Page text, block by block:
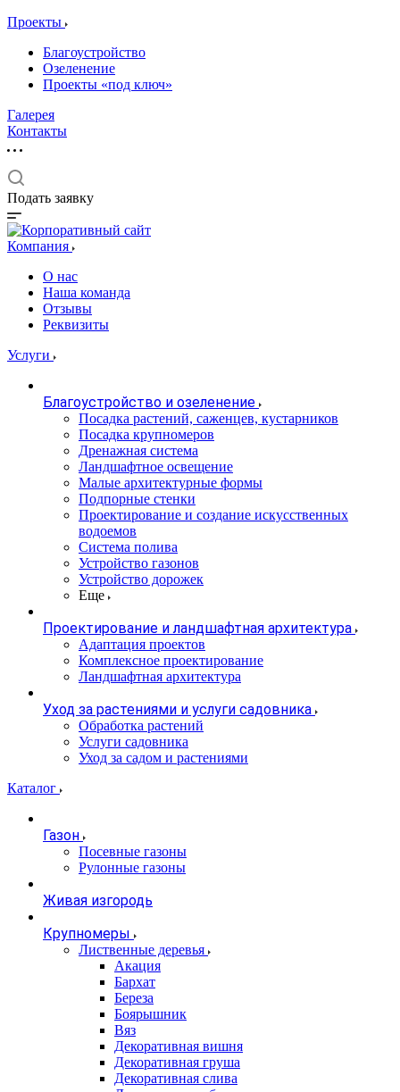
Проекты
Благоустройство
Озеленение
Проекты «под ключ»
Галерея
Контакты
Подать заявку
Компания
О нас
Наша команда
Отзывы
Реквизиты
Услуги
Благоустройство и озеленение
Посадка растений, саженцев, кустарников
Посадка крупномеров
Дренажная система
Ландшафтное освещение
Малые архитектурные формы
Подпорные стенки
Проектирование и создание искусственных
водоемов
Система полива
Устройство газонов
Устройство дорожек
Еще
Проектирование и ландшафтная архитектура
Адаптация проектов
Комплексное проектирование
Ландшафтная архитектура
Уход за растениями и услуги садовника
Обработка растений
Услуги садовника
Уход за садом и растениями
Каталог
Газон
Посевные газоны
Рулонные газоны
Живая изгородь
Крупномеры
Лиственные деревья
Акация
Бархат
Береза
Боярышник
Вяз
Декоративная вишня
Декоративная груша
Декоративная слива